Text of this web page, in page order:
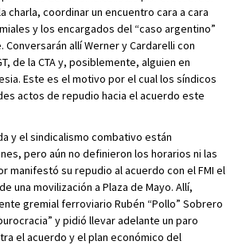
charla, coordinar un encuentro cara a cara
y los encargados del “caso argentino”
Conversarán allí Werner y Cardarelli con
de la CTA y, posiblemente, alguien en
Este es el motivo por el cual los síndicos
actos de repudio hacia el acuerdo este
y el sindicalismo combativo están
pero aún no definieron los horarios ni las
manifestó su repudio al acuerdo con el FMI el
una movilización a Plaza de Mayo. Allí,
gremial ferroviario Rubén “Pollo” Sobrero
y pidió llevar adelante un paro
el acuerdo y el plan económico del